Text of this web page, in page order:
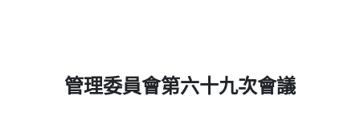
管理委員會第六十九次會議